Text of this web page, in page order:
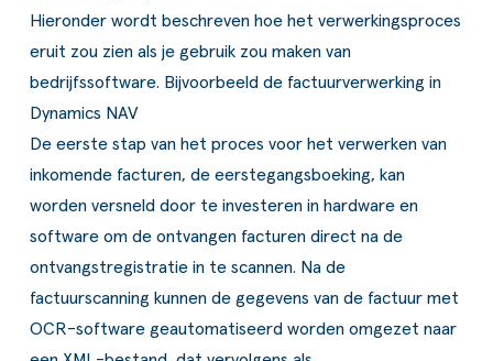
Hieronder wordt beschreven hoe het verwerkingsproces
eruit zou zien als je gebruik zou maken van
bedrijfssoftware. Bijvoorbeeld de factuurverwerking in
Dynamics NAV
De eerste stap van het proces voor het verwerken van
inkomende facturen, de eerstegangsboeking, kan
worden versneld door te investeren in hardware en
software om de ontvangen facturen direct na de
ontvangstregistratie in te scannen. Na de
factuurscanning kunnen de gegevens van de factuur met
OCR-software geautomatiseerd worden omgezet naar